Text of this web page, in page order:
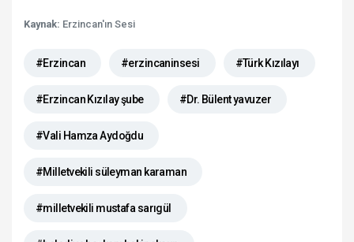
Kaynak: Erzincan'ın Sesi
#Erzincan #erzincaninsesi #Türk Kızılayı
#Erzincan Kızılay şube #Dr. Bülent yavuzer
#Vali Hamza Aydoğdu
#Milletvekili süleyman karaman
#milletvekili mustafa sarıgül